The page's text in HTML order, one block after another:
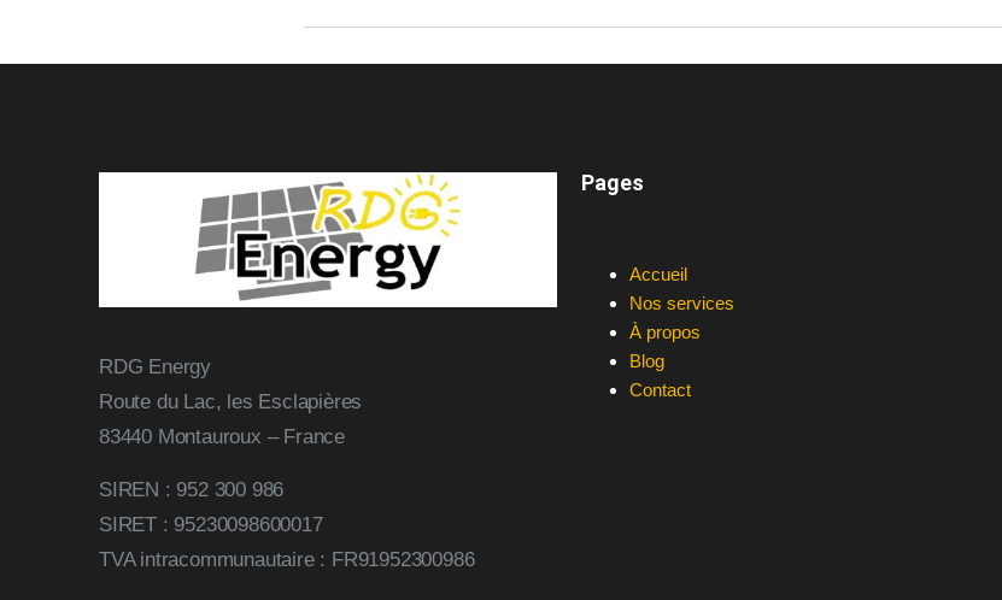
RDG Energy
Route du Lac, les Esclapières
83440 Montauroux – France
SIREN : 952 300 986
SIRET : 95230098600017
TVA intracommunautaire : FR91952300986
Pages
Accueil
Nos services
À propos
Blog
Contact